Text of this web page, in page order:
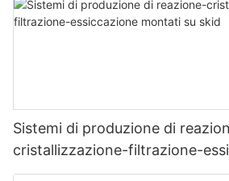
Sistemi di produzione di
cristallizzazione-filtrazione-
su skid